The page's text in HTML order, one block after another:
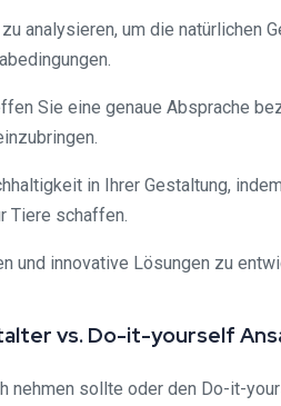
analysieren, um die natürlichen
Sie eine genaue Absprache
in Ihrer Gestaltung,
Tiere schaffen.
innovative Lösungen zu
vs. Do-it-yourself
nehmen sollte oder den Do-it-